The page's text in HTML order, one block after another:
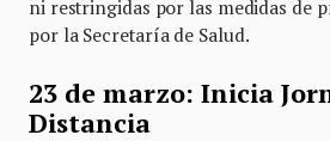
ni restringidas por las medidas de
por la Secretaría de Salud.
23 de marzo: Inicia
Distancia